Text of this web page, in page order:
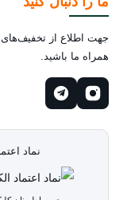
جهت اطلاع از
همراه ما باشید.
نماد